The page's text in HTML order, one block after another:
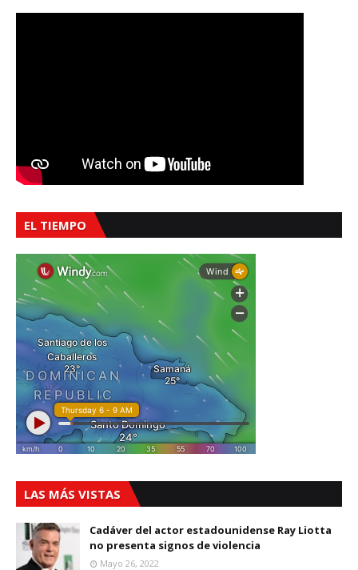
EL TIEMPO
LAS MÁS VISTAS
Cadáver del actor estadounidense Ray Liotta
no presenta signos de violencia
Mayo 26, 2022